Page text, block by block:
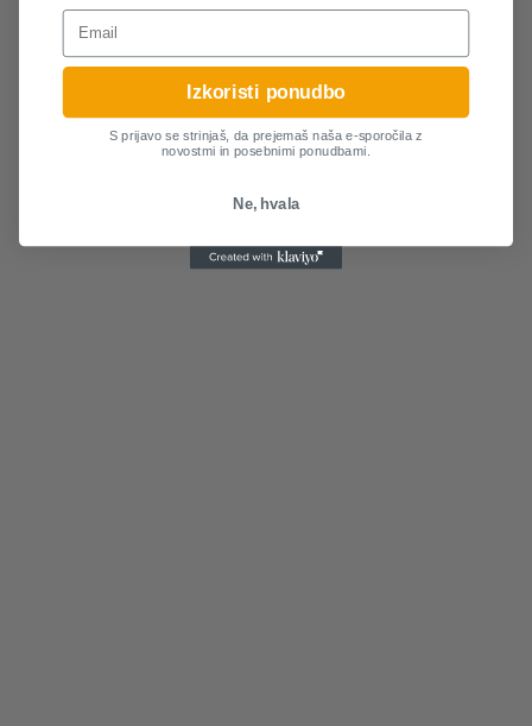
Email
Izkoristi ponudbo
S prijavo se strinjaš, da prejemaš naša e-sporočila z
novostmi in posebnimi ponudbami.
Ne, hvala